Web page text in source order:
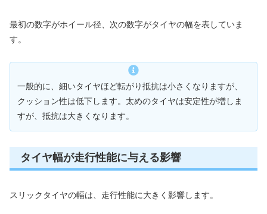
最初の数字がホイール径、次の数字がタイヤの幅を表していま
す。
一般的に、細いタイヤほど転がり抵抗は小さくなりますが、
クッション性は低下します。太めのタイヤは安定性が増しま
すが、抵抗は大きくなります。
タイヤ幅が走行性能に与える影響
スリックタイヤの幅は、走行性能に大きく影響します。